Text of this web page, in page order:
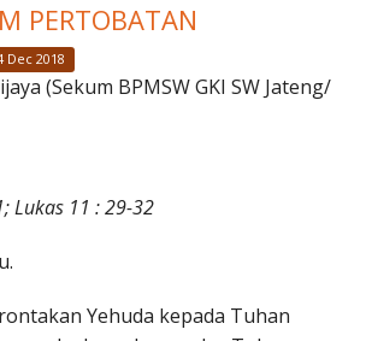
PERTOBATAN
Dec 2018
(Sekum BPMSW GKI SW Jateng/
Lukas 11 : 29-32
Yehuda kepada Tuhan